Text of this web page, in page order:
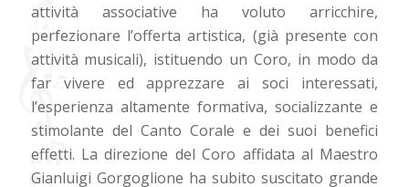
attività associative ha voluto arricchire,
perfezionare l’offerta artistica, (già presente con
attività musicali), istituendo un Coro, in modo da
far vivere ed apprezzare ai soci interessati,
l’esperienza altamente formativa, socializzante e
stimolante del Canto Corale e dei suoi benefici
effetti. La direzione del Coro affidata al Maestro
Gianluigi Gorgoglione ha subito suscitato grande